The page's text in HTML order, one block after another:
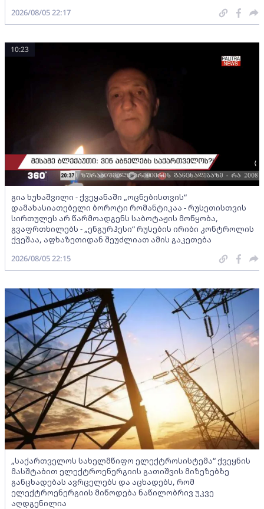
2026/08/05 22:17
გია ხუხაშვილი - ქვეყანაში „ოცნებისთვის“
დამახასიათებელი ბოროტი რომანტიკაა - რუსეთისთვის
სირთულეს არ წარმოადგენს საბოტაჟის მოწყობა,
გვაფრთხილებს - „ენგურჰესი“ რუსების ირიბი კონტროლის
ქვეშაა, აფხაზეთიდან შეუძლიათ ამის გაკეთება
10:23
2026/08/05 22:15
„საქართველოს სახელმწიფო ელექტროსისტემა“ ქვეყნის
მასშტაბით ელექტროენერგიის გათიშვის მიზეზებზე
განცხადებას ავრცელებს და აცხადებს, რომ
ელექტროენერგიის მიწოდება ნაწილობრივ უკვე
აღდგენილია